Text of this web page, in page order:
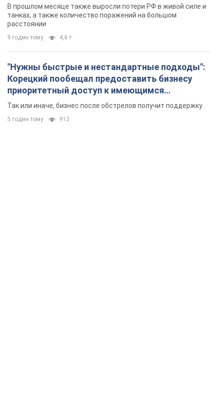
В прошлом месяце также выросли потери РФ в живой силе и
танках, а также количество поражений на большом
расстоянии
9 годин тому 4,6 т.
"Нужны быстрые и нестандартные подходы":
Корецкий пообещал предоставить бизнесу
приоритетный доступ к имеющимся
складским помещениям
Так или иначе, бизнес после обстрелов получит поддержку
5 годин тому 912